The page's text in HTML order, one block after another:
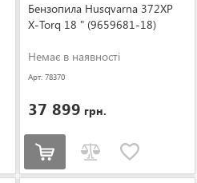
Бензопила Husqvarna 372XP
X-Torq 18 " (9659681-18)
Немає в наявності
Арт: 78370
37 899 грн.